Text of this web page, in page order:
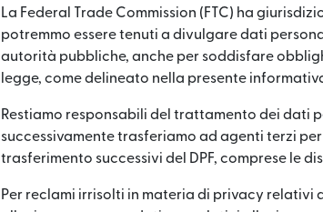
La Federal Trade Commission (FTC) ha
potremmo essere tenuti a divulgare dati
autorità pubbliche, anche per soddisfare
legge, come delineato nella presente
Restiamo responsabili del trattamento dei dati
successivamente trasferiamo ad agenti terzi
trasferimento successivi del DPF, comprese le
Per reclami irrisolti in materia di privacy relativi